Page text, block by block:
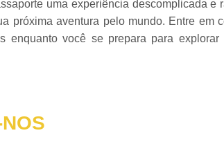
uma experiência descomplicada e
próxima aventura pelo mundo. Entre em
enquanto você se prepara para explorar